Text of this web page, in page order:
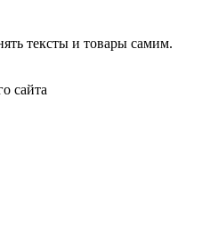
тексты и товары самим.
сайта